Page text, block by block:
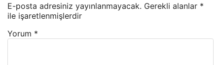
E-posta adresiniz yayınlanmayacak. Gerekli alanlar *
ile işaretlenmişlerdir
Yorum *